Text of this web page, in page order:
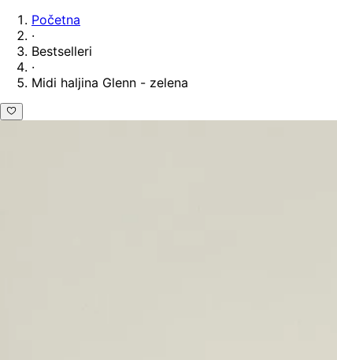
Početna
·
Bestselleri
·
Midi haljina Glenn - zelena